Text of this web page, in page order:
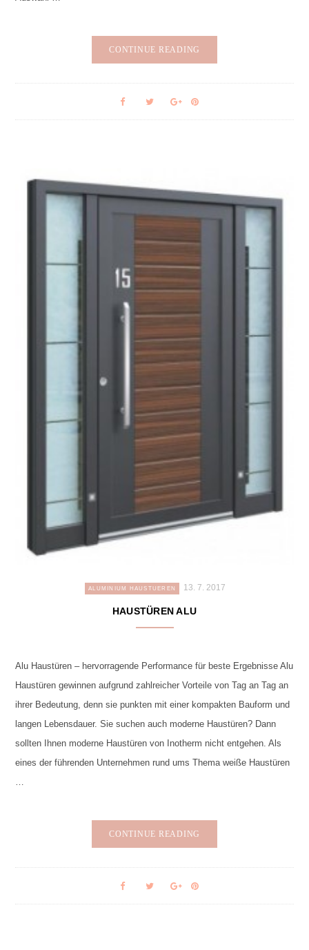
CONTINUE READING
ALUMINIUM HAUSTUEREN 13. 7. 2017
HAUSTÜREN ALU
Alu Haustüren – hervorragende Performance für beste Ergebnisse Alu
Haustüren gewinnen aufgrund zahlreicher Vorteile von Tag an Tag an
ihrer Bedeutung, denn sie punkten mit einer kompakten Bauform und
langen Lebensdauer. Sie suchen auch moderne Haustüren? Dann
sollten Ihnen moderne Haustüren von Inotherm nicht entgehen. Als
eines der führenden Unternehmen rund ums Thema weiße Haustüren
…
CONTINUE READING